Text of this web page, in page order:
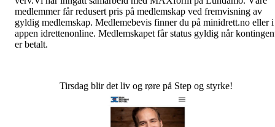
medlemmer får redusert pris på medlemskap ved fremvisning av
gyldig medlemskap. Medlemebevis finner du på minidrett.no eller i
appen idrettenonline. Medlemskapet får status gyldig når
er betalt.
Tirsdag blir det liv og røre på Step og styrke!